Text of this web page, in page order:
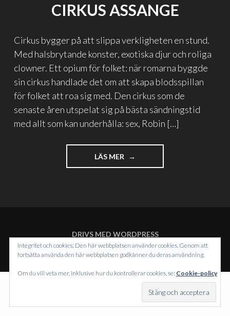
CIRKUS ASSANGE
Cirkus bygger på att slippa verkligheten en stund.
Med halsbrytande konster, exotiska djur och roliga
clowner. Ett opium för folket: när romarna byggde
sin cirkus handlade det om att skapa blodsspillan
för folket att roa sig med. Den cirkus som de
senaste åren utspelat sig på bästa sändningstid
med allt som kan underhålla: sex, Robin […]
LÄS MER
"CIRKUS
ASSANGE"
DRIVS MED WORDPRESS
TEMA: INTERGALACTIC AVWORDPRESS.COM.
Integritet och cookies: Den här webbplatsen använder cookies. Genom att
fortsätta använda den här webbplatsen godkänner du deras användning.
Om du vill veta mer, inklusive hur du kontrollerar cookies, se: Cookie-policy